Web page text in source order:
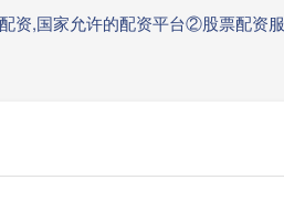
资,国家允许的配资平台②股票配资